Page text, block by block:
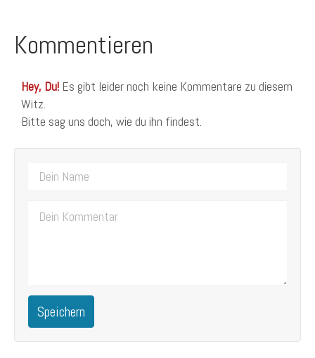
Kommentieren
Hey, Du! Es gibt leider noch keine Kommentare zu diesem
Witz.
Bitte sag uns doch, wie du ihn findest.
Speichern